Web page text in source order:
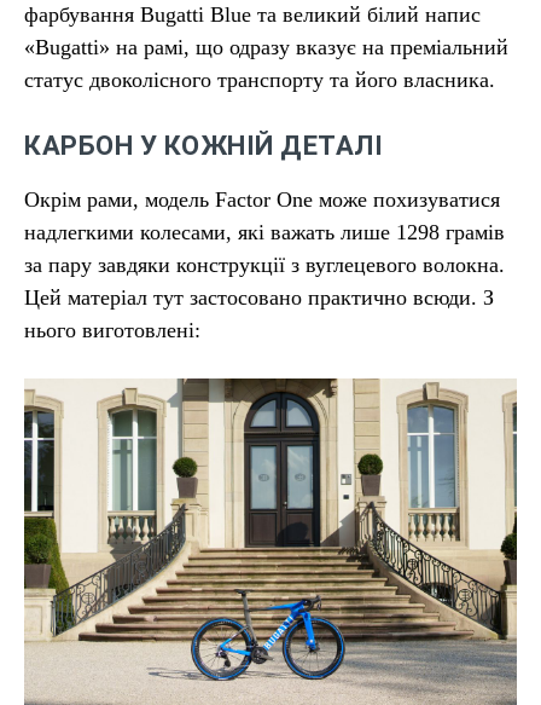
фарбування Bugatti Blue та великий білий напис
«Bugatti» на рамі, що одразу вказує на преміальний
статус двоколісного транспорту та його власника.
КАРБОН У КОЖНІЙ ДЕТАЛІ
Окрім рами, модель Factor One може похизуватися
надлегкими колесами, які важать лише 1298 грамів
за пару завдяки конструкції з вуглецевого волокна.
Цей матеріал тут застосовано практично всюди. З
нього виготовлені: